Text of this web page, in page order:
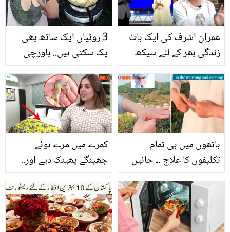
3 روٹیاں ایک ساتھ بھی
پک سکتی ہیں.. باورچی
آسان حل
عمران اشرف کی ایک بات
زندگی بھر کے لئے سیکھ
کلپ میں عمران اشرف کی
تعریف کیوں کرنے لگیں؟
کمرے میں مرے ہوئے
جھینگے پھینک دیے اور..
حرکت کس نے کی؟
ہاتھوں میں ہی تمام
تکلیفوں کا علاج ۔۔ جانیں
دیگر مسائل کے فوری حل
کے لیئے کون سا پریشر
پوائنٹ دبانا چاہیئے؟